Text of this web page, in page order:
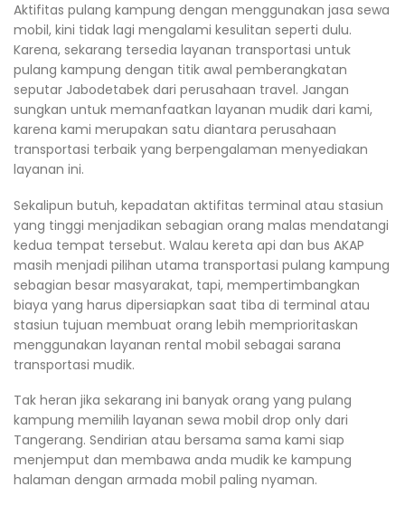
Aktifitas pulang kampung dengan menggunakan jasa sewa
mobil, kini tidak lagi mengalami kesulitan seperti dulu.
Karena, sekarang tersedia layanan transportasi untuk
pulang kampung dengan titik awal pemberangkatan
seputar Jabodetabek dari perusahaan travel. Jangan
sungkan untuk memanfaatkan layanan mudik dari kami,
karena kami merupakan satu diantara perusahaan
transportasi terbaik yang berpengalaman menyediakan
layanan ini.
Sekalipun butuh, kepadatan aktifitas terminal atau stasiun
yang tinggi menjadikan sebagian orang malas mendatangi
kedua tempat tersebut. Walau kereta api dan bus AKAP
masih menjadi pilihan utama transportasi pulang kampung
sebagian besar masyarakat, tapi, mempertimbangkan
biaya yang harus dipersiapkan saat tiba di terminal atau
stasiun tujuan membuat orang lebih memprioritaskan
menggunakan layanan rental mobil sebagai sarana
transportasi mudik.
Tak heran jika sekarang ini banyak orang yang pulang
kampung memilih layanan sewa mobil drop only dari
Tangerang. Sendirian atau bersama sama kami siap
menjemput dan membawa anda mudik ke kampung
halaman dengan armada mobil paling nyaman.